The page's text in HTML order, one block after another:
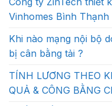
Vinhomes Bình Thạnh
Khi nào mạng nội bộ
bị cân bằng tải ?
TÍNH LƯƠNG THEO
QUẢ & CÔNG BẰNG